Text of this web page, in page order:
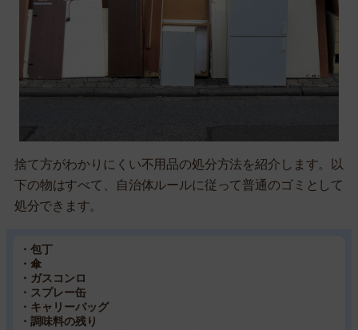
捨て方がわかりにくい不用品の処分方法を紹介します。以
下の物はすべて、自治体ルールに従って普通のゴミとして
処分できます。
・包丁
・傘
・ガスコンロ
・スプレー缶
・キャリーバッグ
・調味料の残り